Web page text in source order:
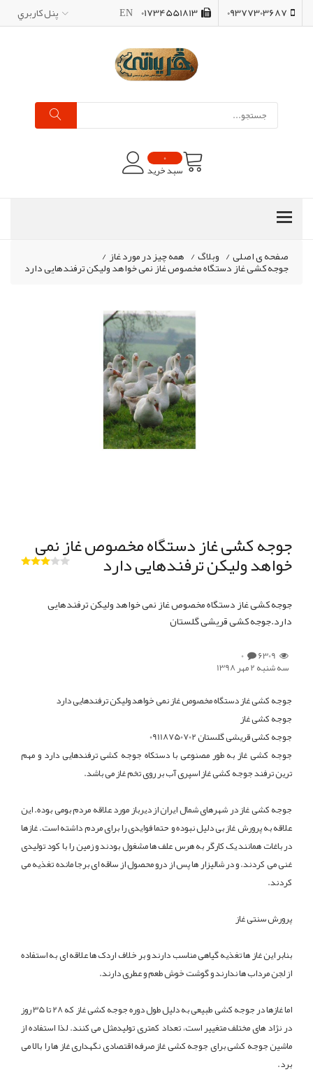
09377303687
01734551813
EN پنل کاربري
0
سبد خرید
صفحه ی اصلی/ وبلاگ/ همه چیز در مورد غاز /
جوجه کشی غاز دستگاه مخصوص غاز نمی خواهد ولیکن ترفندهایی دارد
جوجه کشی غاز دستگاه مخصوص غاز نمی
خواهد ولیکن ترفندهایی دارد
جوجه کشی غاز دستگاه مخصوص غاز نمی خواهد ولیکن ترفندهایی
دارد.جوجه کشی قریشی گلستان
6309
0
سه شنبه 2 مهر 1398
جوجه کشی غاز دستگاه مخصوص غاز نمی خواهد ولیکن ترفندهایی دارد
جوجه کشی غاز
جوجه کشی قریشی گلستان 09118750702
جوجه کشی غاز به طور مصنوعی با دستکاه جوجه کشی ترفندهایی دارد و مهم
ترین ترفند جوجه کشی غاز اسپری آب بر روی تخم غاز می باشد.
جوجه کشی غاز در شهرهای شمال ایران از دیرباز مورد علاقه مردم بومی بوده. این
علاقه به پرورش غاز بی دلیل نبوده و حتما فوایدی را برای مردم داشته است. غازها
در باغات همانند یک کارگر به هرس علف ها مشغول بودند و زمین را با کود تولیدی
غنی می کردند. و در شالیزار ها پس از درو محصول از ساقه ای برجا مانده تغذیه می
کردند.
پرورش سنتی غاز
بنابر این غاز ها تغذیه گیاهی مناسب دارند و بر خلاف اردک ها علاقه ای به استفاده
از لجن مرداب ها ندارند و گوشت خوش طعم و عطری دارند.
اما غازها در جوجه کشی طبیعی به دلیل طول دوره جوجه کشی غاز که 28 تا 35 روز
در نژاد های مختلف متغییر است، تعداد کمتری تولیدمثل می کنند. لذا استفاده از
ماشین جوجه کشی برای جوجه کشی غاز صرفه اقتصادی نگهداری غاز ها را بالا می
برد.